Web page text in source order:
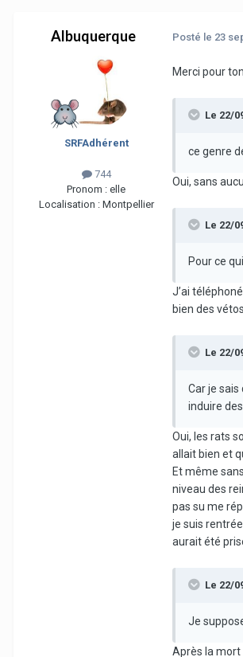
Albuquerque
SRFAdhérent
744
Pronom : elle
Localisation : Montpellier
Posté le 23
Merci pour
Le 22/
ce genre
Oui, sans
Le 22/
Pour ce
J’ai
bien des
Le 22/
Car je
induire
Oui, les rats
allait bien et
Et même
niveau des
pas su me
je suis
aurait été
Le 22/
Je
Après la mort